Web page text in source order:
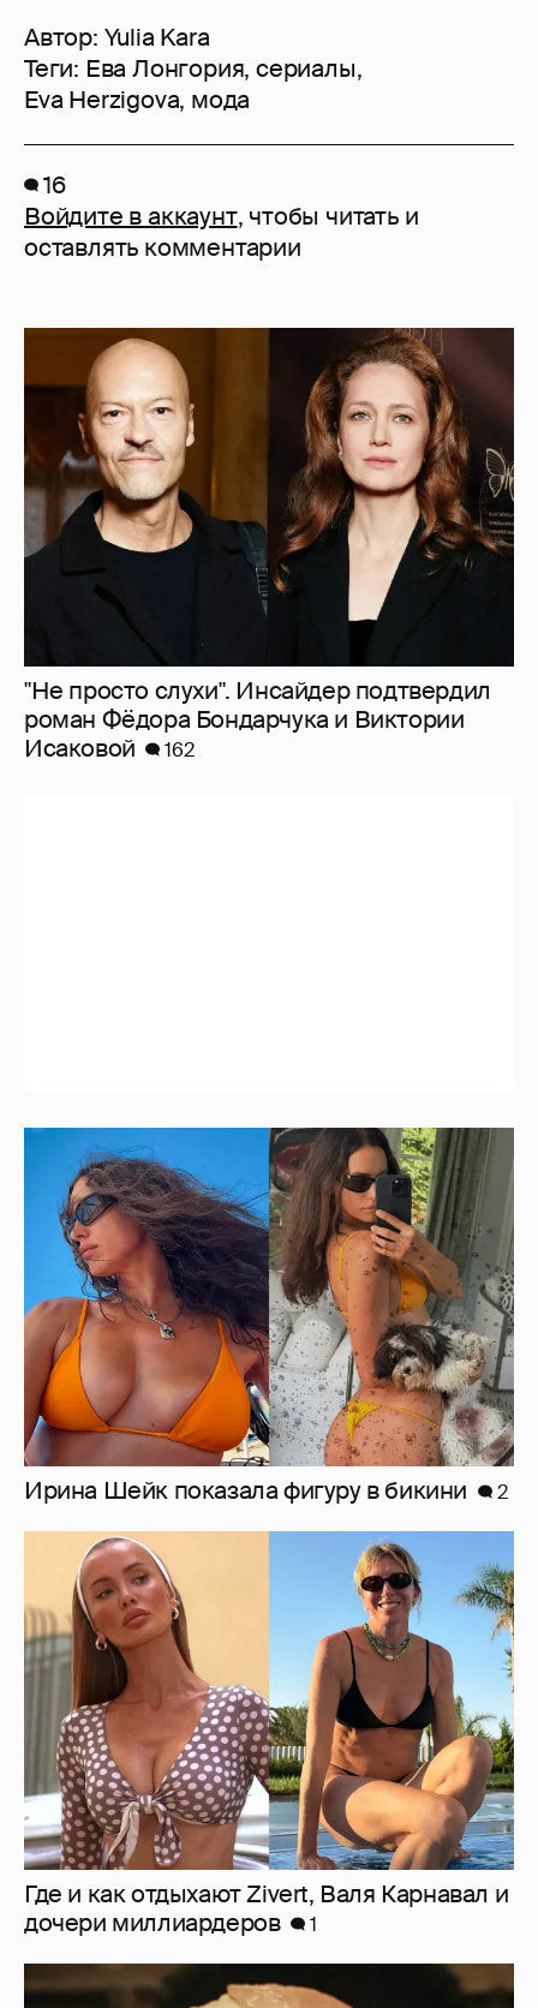
Автор: Yulia Kara
Теги: Ева Лонгория,сериалы,
Eva Herzigova, мода
16
Войдите в аккаунт, чтобы читать и
оставлять комментарии
"Не просто слухи". Инсайдер подтвердил
роман Фёдора Бондарчука и Виктории
Исаковой
162
Ирина Шейк показала фигуру в бикини
Где и как отдыхают Zivert, Валя Карнавал и
дочери миллиардеров